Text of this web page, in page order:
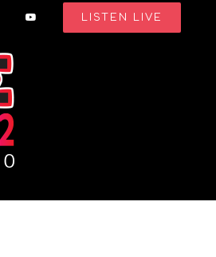
LISTEN LIVE